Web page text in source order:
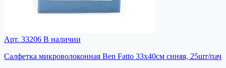
Арт. 33206 В наличии
Салфетка микроволоконная Ben Fatto 33х40см синяя, 25шт/пач